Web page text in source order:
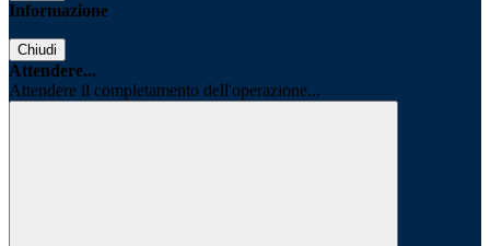
Informazione
Chiudi
Attendere...
Attendere il completamento dell'operazione...